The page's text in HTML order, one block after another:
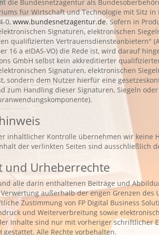
die Bundesnetzagentur als
für Wirtschaft und Technologie mit Sitz in
0, www.bundesnetzagentur.de. Sofern in
Signaturen, elektronischen
qualifizierten Vertrauensdiensteanbietern"
16 a eIDAS-VO) die Rede ist, wird darauf
GmbH selbst kein akkreditierter
Signaturen, elektronischen
sondern dem Nutzer hierfür eine
zum Handling dieser Signaturen, Siegeln
inhaltlicher Kontrolle übernehmen wir keine
der verlinkten Seiten sind ausschließlich
und Urheberrechte
alle darin enthaltenen Beiträge und
Verwertung außerhalb der engen Grenzen des
Zustimmung von FP Digital Business
und Weiterverbreitung sowie
Inhalte sind nur mit vorheriger schriftlicher
gestattet. Alle Rechte vorbehalten.